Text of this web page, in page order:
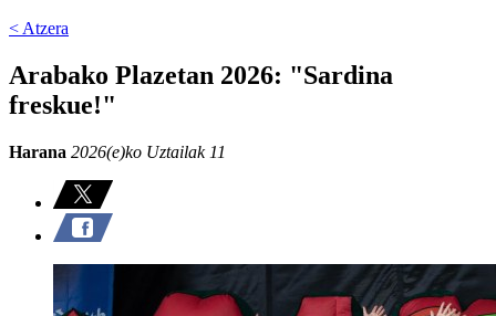
< Atzera
Arabako Plazetan 2026: "Sardina
freskue!"
Harana 2026(e)ko Uztailak 11